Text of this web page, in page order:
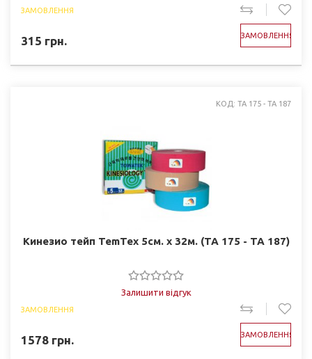
ЗАМОВЛЕННЯ
315 грн. ЗАМОВЛЕННЯ
КОД: TA 175 - TA 187
Кинезио тейп TemTex 5см. х 32м. (TA 175 - TA 187)
Залишити відгук
ЗАМОВЛЕННЯ
1578 грн. ЗАМОВЛЕННЯ